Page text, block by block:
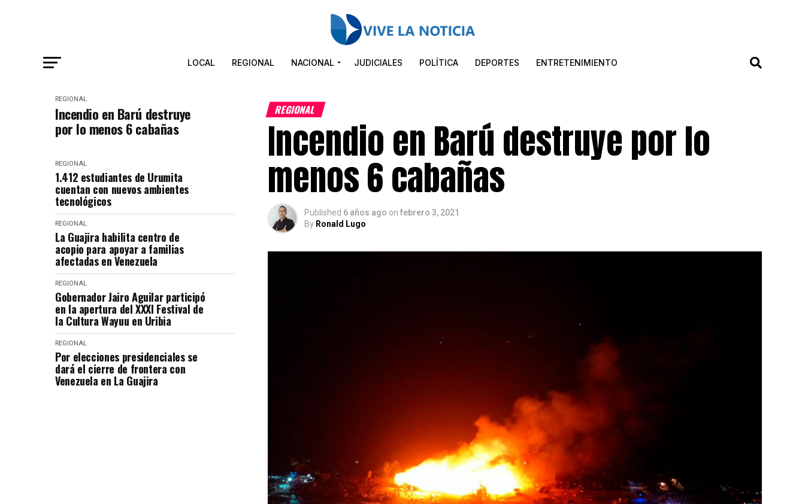
LOCAL REGIONAL NACIONAL JUDICIALES POLÍTICA DEPORTES ENTRETENIMIENTO
REGIONAL
Incendio en Barú destruye
por lo menos 6 cabañas
REGIONAL
1.412 estudiantes de Urumita
cuentan con nuevos ambientes
tecnológicos
REGIONAL
La Guajira habilita centro de
acopio para apoyar a familias
afectadas en Venezuela
REGIONAL
Gobernador Jairo Aguilar participó
en la apertura del XXXI Festival de
la Cultura Wayuu en Uribia
REGIONAL
Por elecciones presidenciales se
dará el cierre de frontera con
Venezuela en La Guajira
REGIONAL
Incendio en Barú destruye por lo
menos 6 cabañas
Published 6 años ago on febrero 3, 2021
By Ronald Lugo